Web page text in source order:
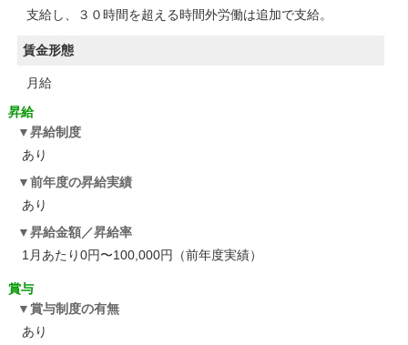
支給し、３０時間を超える時間外労働は追加で支給。
賃金形態
月給
昇給
昇給制度
あり
前年度の昇給実績
あり
昇給金額／昇給率
1月あたり0円〜100,000円（前年度実績）
賞与
賞与制度の有無
あり